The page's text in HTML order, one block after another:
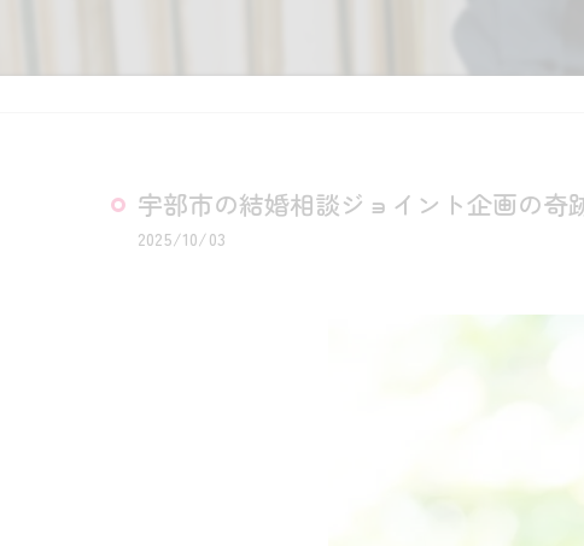
宇部市の結婚相談ジョイント企画の奇
2025/10/03